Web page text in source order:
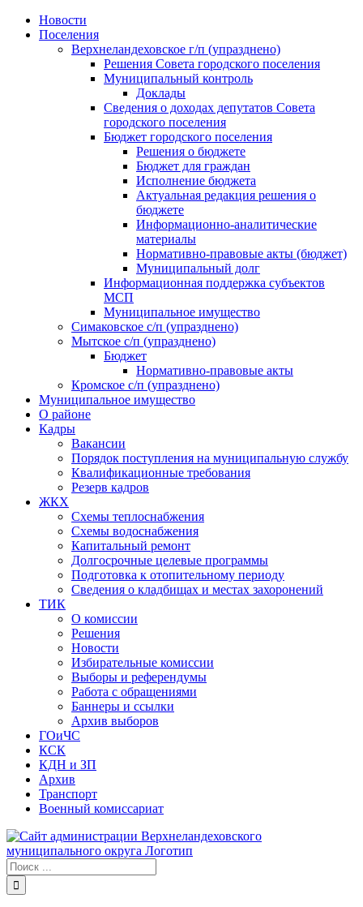
Skip
Новости
Поселения
Верхнеландеховское г/п (упразднено)
Решения Совета городского поселения
Муниципальный контроль
Доклады
Сведения о доходах депутатов Совета
городского поселения
Бюджет городского поселения
Решения о бюджете
Бюджет для граждан
Исполнение бюджета
Актуальная редакция решения о
бюджете
Информационно-аналитические
материалы
Нормативно-правовые акты (бюджет)
Муниципальный долг
Информационная поддержка субъектов
МСП
Муниципальное имущество
Симаковское с/п (упразднено)
Мытское с/п (упразднено)
Бюджет
Нормативно-правовые акты
Кромское с/п (упразднено)
Муниципальное имущество
О районе
Кадры
Вакансии
Порядок поступления на муниципальную службу
Квалификационные требования
Резерв кадров
ЖКХ
Схемы теплоснабжения
Схемы водоснабжения
Капитальный ремонт
Долгосрочные целевые программы
Подготовка к отопительному периоду
Сведения о кладбищах и местах захоронений
ТИК
О комиссии
Решения
Новости
Избирательные комиссии
Выборы и референдумы
Работа с обращениями
Баннеры и ссылки
Архив выборов
ГОиЧС
КСК
КДН и ЗП
Архив
Транспорт
Военный комиссариат
Результат
поиска: